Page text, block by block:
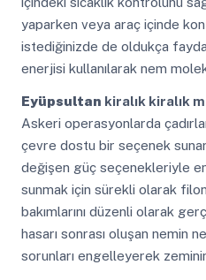
yaparken veya araç içinde
istediğinizde de oldukça
enerjisi kullanılarak nem
Eyüpsultan kiralık kiralık
Askeri operasyonlarda
çevre dostu bir seçenek sunar.
değişen güç seçenekleriyle
sunmak için sürekli olarak
bakımlarını düzenli olarak
hasarı sonrası oluşan nemin
sorunları engelleyerek zeminin